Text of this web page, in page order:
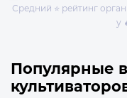
Средний ⭐ рейтинг
у
Популярные